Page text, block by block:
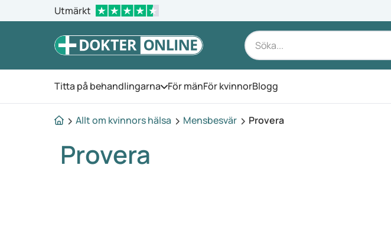
Utmärkt
Titta på behandlingarna Öppna menyn
För mänFör kvinnorBlogg
Allt om kvinnors hälsa Mensbesvär Provera
Provera